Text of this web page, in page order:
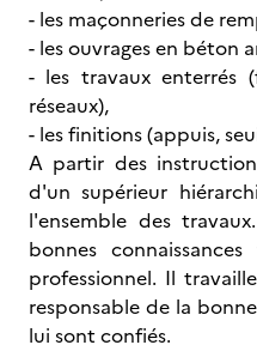
- les maçonneries de
- les ouvrages en béton
- les travaux enterrés
réseaux),
- les finitions (appuis,
A partir des
d'un supérieur
l'ensemble des
bonnes
professionnel. Il
responsable de la
lui sont confiés.